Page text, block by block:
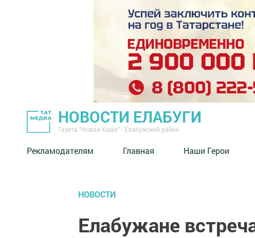
НОВОСТИ ЕЛАБУГИ
Газета "Новая Кама" - Елабужский район
Рекламодателям Главная Наши Герои
НОВОСТИ
Елабужане